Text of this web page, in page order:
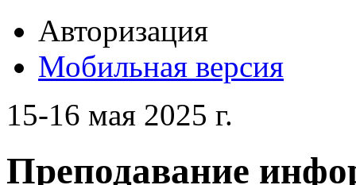
Авторизация
Мобильная версия
15-16 мая 2025 г.
Преподавание